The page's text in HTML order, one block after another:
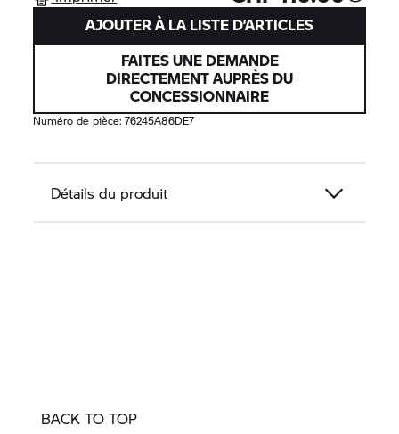
AJOUTER À LA LISTE D’ARTICLES
FAITES UNE DEMANDE
DIRECTEMENT AUPRÈS DU
CONCESSIONNAIRE
Numéro de pièce:76245A86DE7
Détails du produit
BACK TO TOP